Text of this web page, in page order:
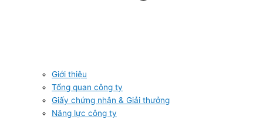
Giới thiệu
Tổng quan công ty
Giấy chứng nhận & Giải thưởng
Năng lực công ty